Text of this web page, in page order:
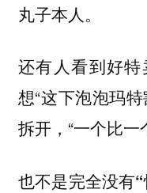
丸子本人。
还有人看到好
想“这下泡泡玛
拆开，“一个比一
也不是完全没有“